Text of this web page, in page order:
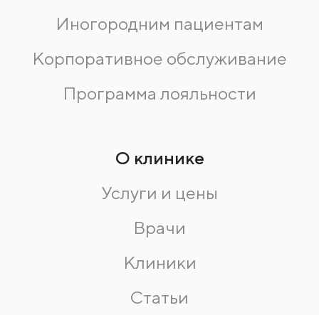
Иногородним пациентам
Корпоративное обслуживание
Программа лояльности
О клинике
Услуги и цены
Врачи
Клиники
Статьи